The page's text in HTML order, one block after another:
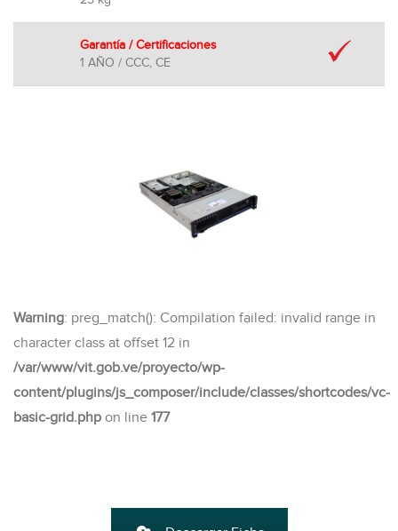
Garantía / Certificaciones
1 AÑO / CCC, CE
Warning: preg_match(): Compilation failed: invalid range in
character class at offset 12 in
/var/www/vit.gob.ve/proyecto/wp-
content/plugins/js_composer/include/classes/shortcodes/vc-
basic-grid.php on line 177